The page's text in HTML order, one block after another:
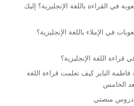
في القراءة باللغة الإنجليزية؟ إليك
في الإملاء باللغة الإنجليزية؟
اللغة الإنجليزية؟
الباير كيف تعلمت قراءة اللغة
الخامس
منصتي